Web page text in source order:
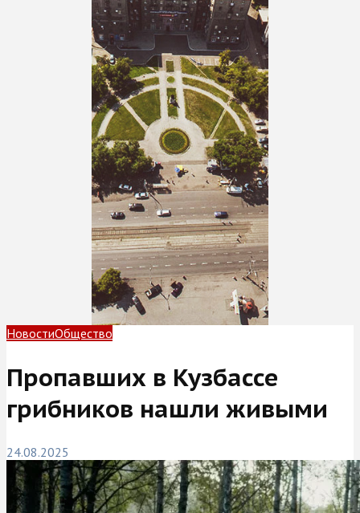
НовостиОбщество
Пропавших в Кузбассе
грибников нашли живыми
24.08.2025